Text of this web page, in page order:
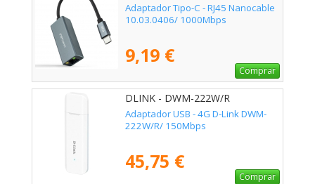
Adaptador Tipo-C - RJ45 Nanocable
10.03.0406/ 1000Mbps
9,19 €
Comprar
DLINK - DWM-222W/R
Adaptador USB - 4G D-Link DWM-
222W/R/ 150Mbps
45,75 €
Comprar